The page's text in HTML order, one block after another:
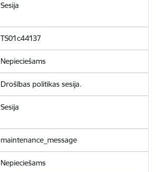
Sesija
TS01c44137
Nepieciešams
Drošības politikas sesija.
Sesija
maintenance_message
Nepieciešams